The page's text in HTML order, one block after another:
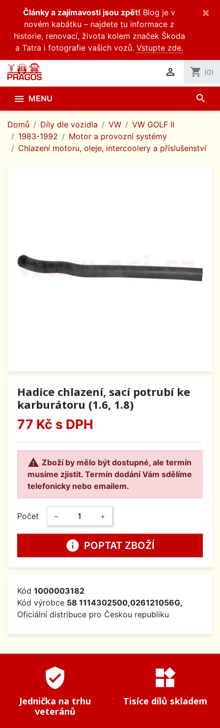
Články a zajímavosti jsou zpět! Blog je v
novém kabátku – najdete tu informace z
historie, renovací, života kolem značek Škoda
a Tatra i fotografie vašich vozů. Vstupte zde.
×
 shopping_cart (0)
 MENU search
Domů Díly dle vozidla VW
VW GOLF II
1983-1992
Motor a provozní systémy
Chlazení motoru, oleje, intercoolery a příslušenství
Hadice chlazení, sací potrubí ke
karburátoru (1.6, 1.8)
77 Kč s DPH
 Zboží by mělo být dostupné, ale termín
musíme zjistit. Termín dodání Vám sdělíme
telefonicky nebo emailem.
Počet − +
info POPTAT ZBOŽÍ
Kód 1000003182
Kód výrobce 58 1114302500,026121056G,
Oficiální distribuce pro Českou republiku
verified_user
Jednička na trhu
veteránů
widgets
Tisíce dílů skladem